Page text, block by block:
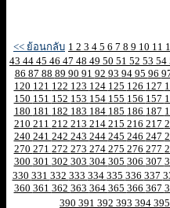
<< ย้อนกลับ 1 2 3 4 5 6 7 8 9 10 11
43 44 45 46 47 48 49 50 51 52 53 54
86 87 88 89 90 91 92 93 94 95 96
120 121 122 123 124 125 126 127
150 151 152 153 154 155 156 157
180 181 182 183 184 185 186 187
210 211 212 213 214 215 216 217
240 241 242 243 244 245 246 247
270 271 272 273 274 275 276 277
300 301 302 303 304 305 306 307
330 331 332 333 334 335 336 337
360 361 362 363 364 365 366 367
390 391 392 393 394 395